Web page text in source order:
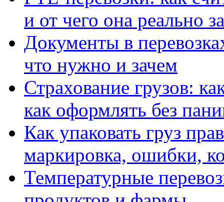
и от чего она реально
Документы в
что нужно и зачем
Страхование грузов:
как оформлять без
Как упаковать груз
маркировка, ошибки,
Температурные